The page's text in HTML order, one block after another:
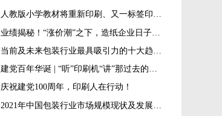
人教版小学教材将重新印刷、又一标签印刷行业展会宣布延期、5家造纸及包装印刷富豪上榜新财富500富人榜......
建党百年华诞 | “听”印刷机“讲”那过去的峥嵘岁月！
庆祝建党100周年，印刷人在行动！